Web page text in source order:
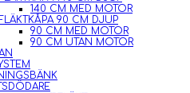
140 CM MED MOTOR
90 CM DJUP
90 CM MED MOTOR
90 CM UTAN MOTOR